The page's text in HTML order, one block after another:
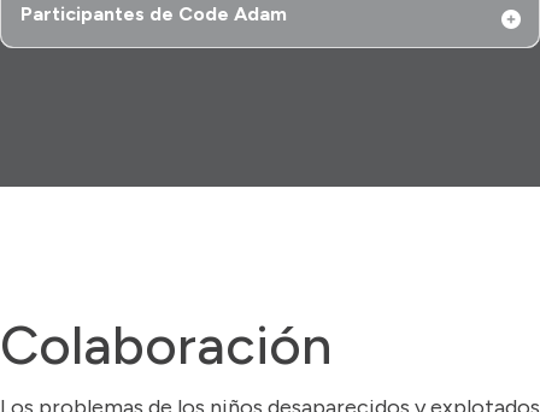
Participantes de Code Adam
Colaboración